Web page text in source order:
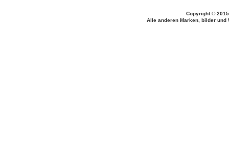
Copyright ©
Alle anderen Marken, bilder und